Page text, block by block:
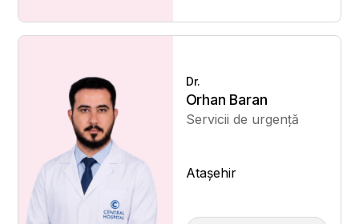
Dr.
Orhan Baran
Servicii de urgență
Ataşehir